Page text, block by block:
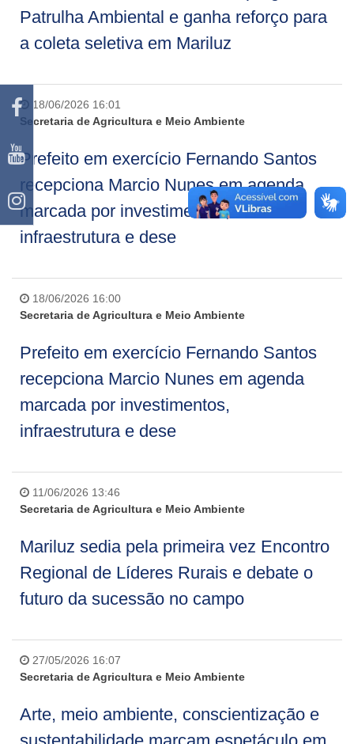
Patrulha Ambiental e ganha reforço para
a coleta seletiva em Mariluz
18/06/2026 16:01
Secretaria de Agricultura e Meio Ambiente
Prefeito em exercício Fernando Santos
recepciona Marcio Nunes em agenda
marcada por investimentos,
infraestrutura e dese
18/06/2026 16:00
Secretaria de Agricultura e Meio Ambiente
Prefeito em exercício Fernando Santos
recepciona Marcio Nunes em agenda
marcada por investimentos,
infraestrutura e dese
11/06/2026 13:46
Secretaria de Agricultura e Meio Ambiente
Mariluz sedia pela primeira vez Encontro
Regional de Líderes Rurais e debate o
futuro da sucessão no campo
27/05/2026 16:07
Secretaria de Agricultura e Meio Ambiente
Arte, meio ambiente, conscientização e